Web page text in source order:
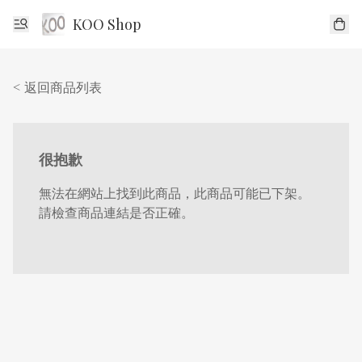
KOO Shop
< 返回商品列表
很抱歉
無法在網站上找到此商品，此商品可能已下架。
請檢查商品連結是否正確。